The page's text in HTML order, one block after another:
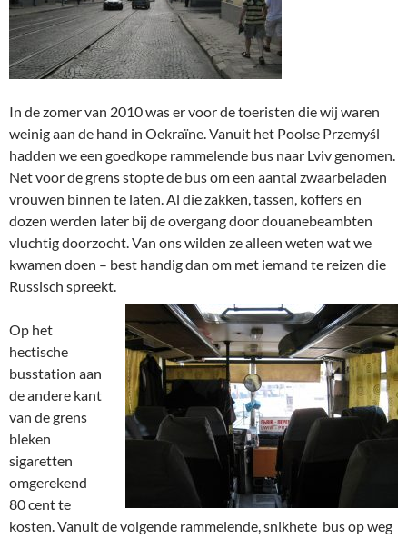
In de zomer van 2010 was er voor de toeristen die wij waren
weinig aan de hand in Oekraïne. Vanuit het Poolse Przemyśl
hadden we een goedkope rammelende bus naar Lviv genomen.
Net voor de grens stopte de bus om een aantal zwaarbeladen
vrouwen binnen te laten. Al die zakken, tassen, koffers en
dozen werden later bij de overgang door douanebeambten
vluchtig doorzocht. Van ons wilden ze alleen weten wat we
kwamen doen – best handig dan om met iemand te reizen die
Russisch spreekt.
Op het
hectische
busstation aan
de andere kant
van de grens
bleken
sigaretten
omgerekend
80 cent te
kosten. Vanuit de volgende rammelende, snikhete bus op weg